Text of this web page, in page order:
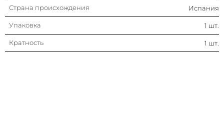
Страна происхождения Испания
Упаковка 1 шт.
Кратность 1 шт.